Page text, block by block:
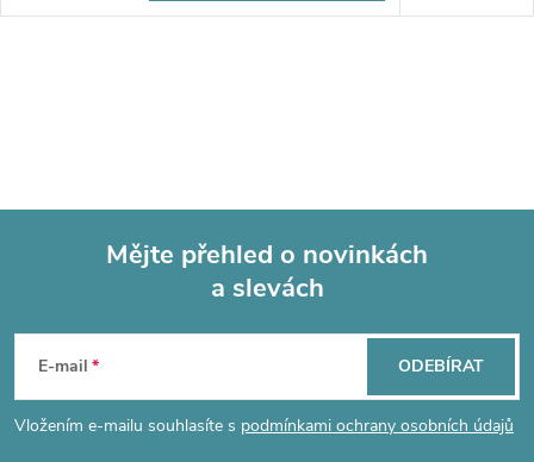
p
Mějte přehled o novinkách
a slevách
E-mail
Vložením e-mailu souhlasíte s podmínkami ochrany osobních údajů
ODEBÍRAT